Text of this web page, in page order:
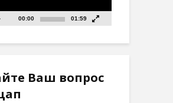
00:00 01:59
Ваш вопрос